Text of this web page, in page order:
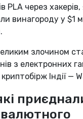
PLA через хакерів,
винагороду у $1
злочином
з електронних
Індії —